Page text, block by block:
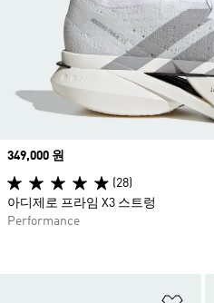
Price
349,000 원
(28)
아디제로 프라임 X3 스트렁
Performance